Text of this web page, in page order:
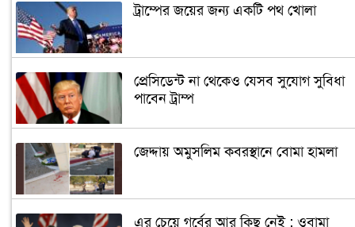
ট্রাম্পের জয়ের জন্য একটি পথ খোলা
প্রেসিডেন্ট না থেকেও যেসব সুযোগ সুবিধা
পাবেন ট্রাম্প
জেদ্দায় অমুসলিম কবরস্থানে বোমা হামলা
এর চেয়ে গর্বের আর কিছু নেই : ওবামা